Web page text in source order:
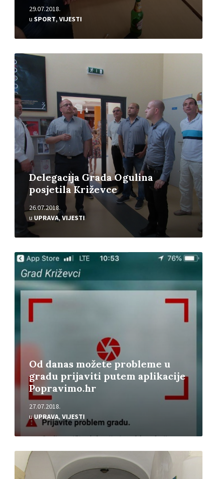
29.07.2018.
u SPORT, VIJESTI
Delegacija Grada Ogulina
posjetila Križevce
26.07.2018.
u UPRAVA,VIJESTI
Pročitajte
više
Od danas možete probleme u
gradu prijaviti putem aplikacije
Popravimo.hr
27.07.2018.
uUPRAVA, VIJESTI
Pročitajte
više
Pročitajte
više